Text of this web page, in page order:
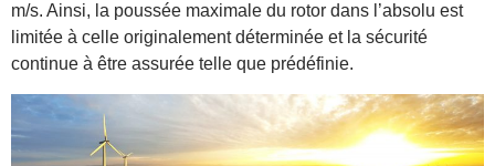
m/s. Ainsi, la poussée maximale du rotor dans l’absolu est
limitée à celle originalement déterminée et la sécurité
continue à être assurée telle que prédéfinie.